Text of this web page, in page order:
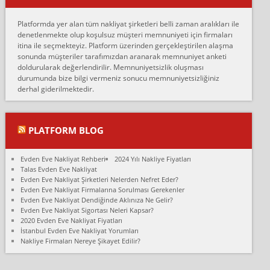
Ankara Alicanlar naklyat tel 5465524025. 2600 TL'ye ankaradan
Konya ya Alicanlar naklyat la anlaştık bu şahıs evin taşınacağı gün
fiyatın mazoto gele...
Fatih kokmese:
Diyarbakır dan eşyamı getirtmek için anlaştım sözleşme yaptım.
Son anda fiyat artırdılar.. mecburiyetten tasittim.. bu kişiler ağrılı
Ali:
olduk. Asansörlü dediler sonra uraya asansör kurulmaz dediler
fark istediler. ortada asa...
Nimet:
Ben 2021 Ağustos ilk haftası Evimi taşıdım yani İstanbul'un bir
Mahallesi'nden bir başka Mahallesi'ne yani Ümraniye bölgesinde
oturuyorum önceleri ara...
Nimet Köse:
Platformda yer alan tüm nakliyat şirketleri belli zaman aralıkları ile
denetlenmekte olup koşulsuz müşteri memnuniyeti için firmaları
itina ile seçmekteyiz. Platform üzerinden gerçekleştirilen alaşma
sonunda müşteriler tarafımızdan aranarak memnuniyet anketi
doldurularak değerlendirilir. Memnuniyetsizlik oluşması
durumunda bize bilgi vermeniz sonucu memnuniyetsizliğiniz
derhal giderilmektedir.
PLATFORM BLOG
Evden Eve Nakliyat Rehberi
2024 Yılı Nakliye Fiyatları
Talas Evden Eve Nakliyat
Evden Eve Nakliyat Şirketleri Nelerden Nefret Eder?
Evden Eve Nakliyat Firmalarına Sorulması Gerekenler
Evden Eve Nakliyat Dendiğinde Aklınıza Ne Gelir?
Evden Eve Nakliyat Sigortası Neleri Kapsar?
2020 Evden Eve Nakliyat Fiyatları
İstanbul Evden Eve Nakliyat Yorumları
Nakliye Firmaları Nereye Şikayet Edilir?